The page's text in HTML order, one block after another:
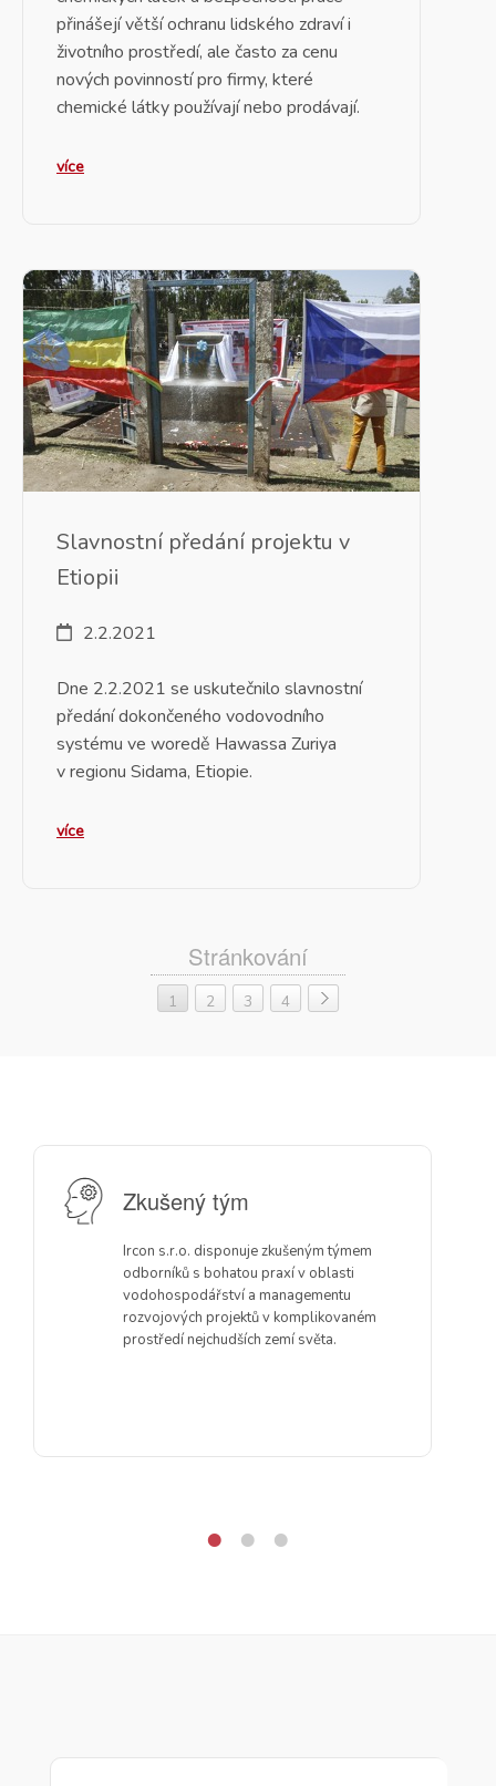
přinášejí větší ochranu lidského zdraví i
životního prostředí, ale často za cenu
nových povinností pro firmy, které
chemické látky používají nebo prodávají.
více
2.2.2021
Slavnostní předání projektu v
Etiopii
Dne 2.2.2021 se uskutečnilo slavnostní
předání dokončeného vodovodního
systému ve woredě Hawassa Zuriya
v regionu Sidama, Etiopie.
více
Stránkování
1 2 3 4
Zkušený tým
Ircon s.r.o. disponuje zkušeným týmem
odborníků s bohatou praxí v oblasti
vodohospodářství a managementu
rozvojových projektů v komplikovaném
prostředí nejchudších zemí světa.